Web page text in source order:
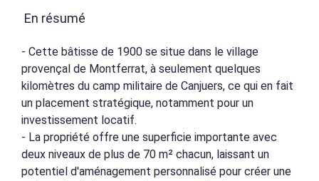
En résumé
- Cette bâtisse de 1900 se situe dans le village
provençal de Montferrat, à seulement quelques
kilomètres du camp militaire de Canjuers, ce qui en fait
un placement stratégique, notamment pour un
investissement locatif.
- La propriété offre une superficie importante avec
deux niveaux de plus de 70 m² chacun, laissant un
potentiel d'aménagement personnalisé pour créer une